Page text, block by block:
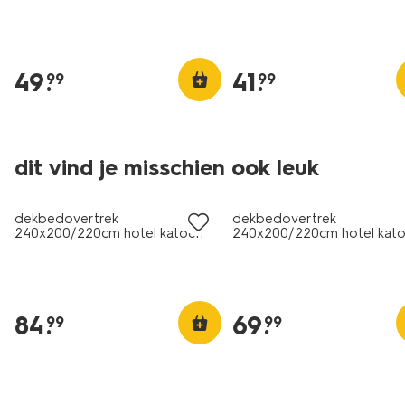
49.
99 41.
99
dit vind je misschien ook leuk
30% korting
met je HEMA pas
dekbedovertrek
240x200/220cm hotel katoen
84.
99
30% korting
met je HEMA pas
dekbedovertrek
240x200/220cm hotel
69.
99